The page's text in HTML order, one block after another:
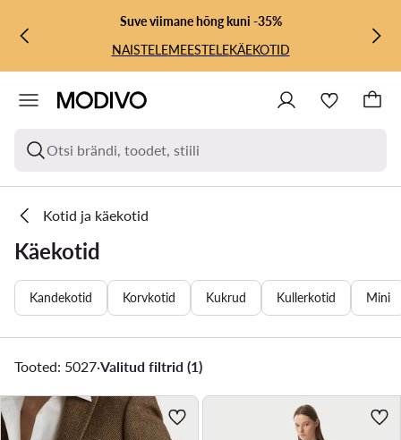
LIIGU PÕHISISU JUURDE
MINE OTSINGUSSESuve viimane hõng kuni -35%
NAISTELEMEESTELEKÄEKOTID
Otsi brändi, toodet, stiili
Kotid ja käekotid
Käekotid
Kandekotid Korvkotid Kukrud Kullerkotid Mini
Tooted: 5027·Valitud filtrid (1)